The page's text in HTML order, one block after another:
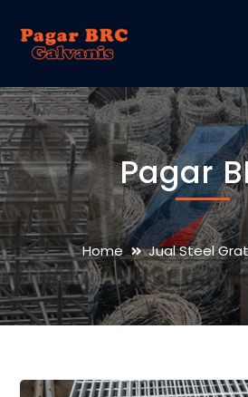
Pagar
Home Jual Steel